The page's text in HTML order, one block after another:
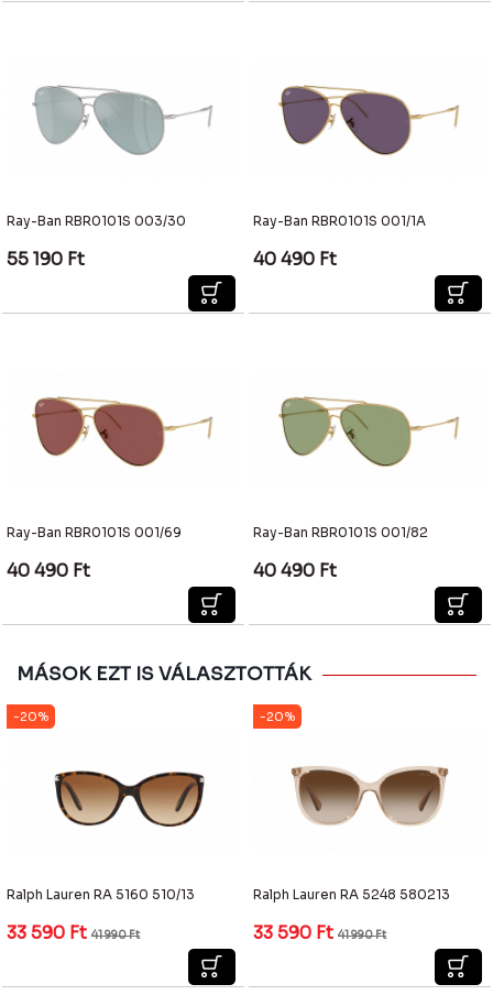
Ray-Ban RBR0101S 003/30
55 190 Ft
Ray-Ban RBR0101S 001/1A
40 490 Ft
Ray-Ban RBR0101S 001/69
40 490 Ft
Ray-Ban RBR0101S 001/82
40 490 Ft
MÁSOK EZT IS VÁLASZTOTTÁK
-20%
Ralph Lauren RA 5160 510/13
33 590 Ft 41 990Ft
-20%
Ralph Lauren RA 5248 580213
33 590 Ft 41 990Ft